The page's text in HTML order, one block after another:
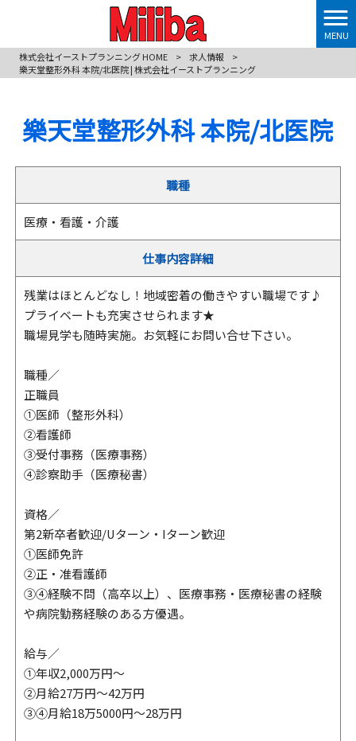
MENU
株式会社イーストプランニング HOME
> 求人情報
>
樂天堂整形外科 本院/北医院 | 株式会社イーストプランニング
樂天堂整形外科 本院/北医院
職種
医療・看護・介護
仕事内容詳細
残業はほとんどなし！地域密着の働きやすい職場です♪
プライベートも充実させられます★
職場見学も随時実施。お気軽にお問い合せ下さい。
職種／
正職員
①医師（整形外科）
②看護師
③受付事務（医療事務）
④診察助手（医療秘書）
資格／
第2新卒者歓迎/Uターン・Iターン歓迎
①医師免許
②正・准看護師
③④経験不問（高卒以上）、医療事務・医療秘書の経験
や病院勤務経験のある方優遇。
給与／
①年収2,000万円～
②月給27万円～42万円
③④月給18万5000円～28万円